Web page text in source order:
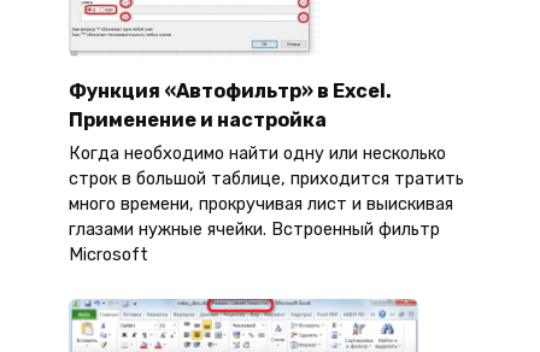
Функция «Автофильтр» в Excel.
Применение и настройка
Когда необходимо найти одну или несколько
строк в большой таблице, приходится тратить
много времени, прокручивая лист и выискивая
глазами нужные ячейки. Встроенный фильтр
Microsoft